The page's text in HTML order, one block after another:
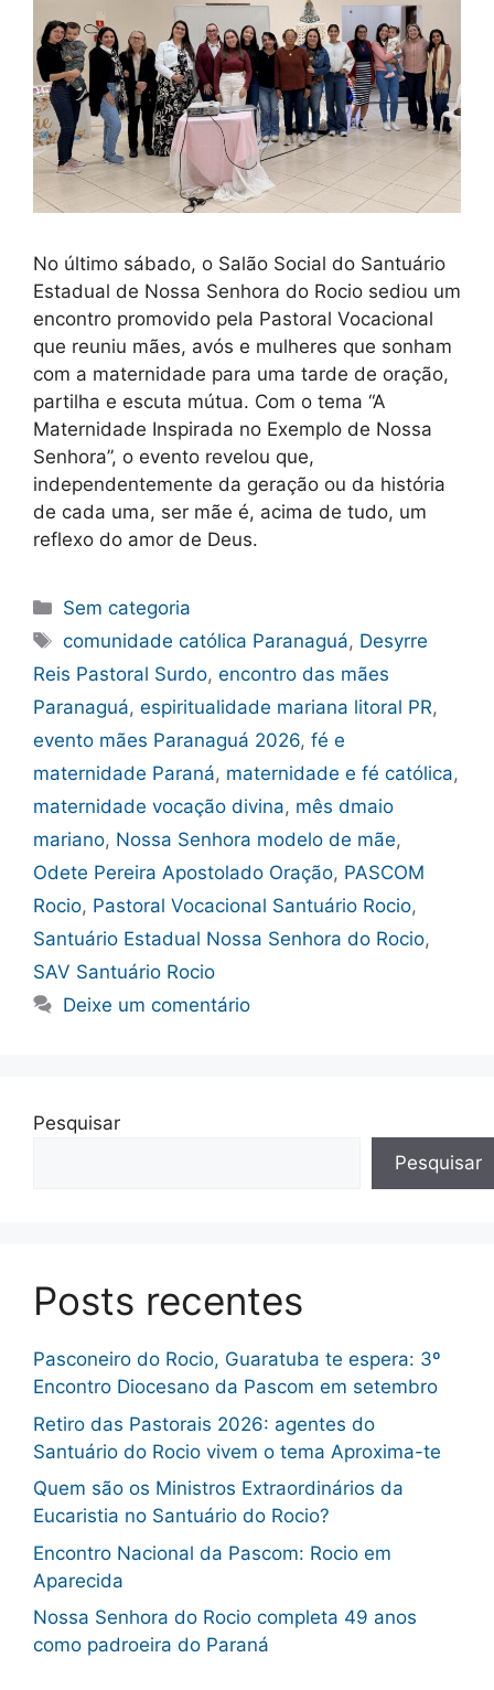
No último sábado, o Salão Social do Santuário
Estadual de Nossa Senhora do Rocio sediou um
encontro promovido pela Pastoral Vocacional
que reuniu mães, avós e mulheres que sonham
com a maternidade para uma tarde de oração,
partilha e escuta mútua. Com o tema “A
Maternidade Inspirada no Exemplo de Nossa
Senhora”, o evento revelou que,
independentemente da geração ou da história
de cada uma, ser mãe é, acima de tudo, um
reflexo do amor de Deus.
Categorias
Sem categoria
Tags
comunidade católica Paranaguá, Desyrre
Reis Pastoral Surdo, encontro das mães
Paranaguá, espiritualidade mariana litoral PR,
evento mães Paranaguá 2026, fé e
maternidade Paraná, maternidade e fé católica,
maternidade vocação divina, mês dmaio
mariano, Nossa Senhora modelo de mãe,
Odete Pereira Apostolado Oração, PASCOM
Rocio, Pastoral Vocacional Santuário Rocio,
Santuário Estadual Nossa Senhora do Rocio,
SAV Santuário Rocio
Deixe um comentário
Pesquisar
Pesquisar
Posts recentes
Pasconeiro do Rocio, Guaratuba te espera: 3º
Encontro Diocesano da Pascom em setembro
Retiro das Pastorais 2026: agentes do
Santuário do Rocio vivem o tema Aproxima-te
Quem são os Ministros Extraordinários da
Eucaristia no Santuário do Rocio?
Encontro Nacional da Pascom: Rocio em
Aparecida
Nossa Senhora do Rocio completa 49 anos
como padroeira do Paraná